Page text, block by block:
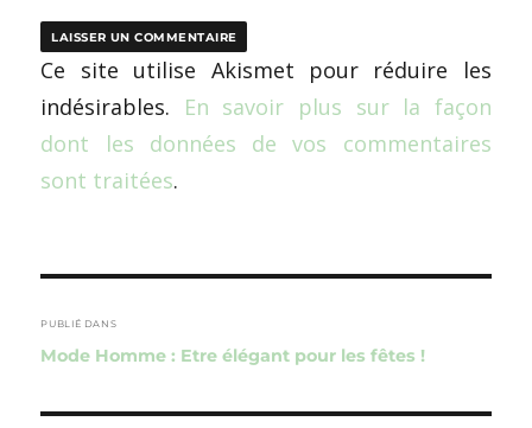
Ce site utilise Akismet pour réduire les
indésirables. En savoir plus sur la façon
dont les données de vos commentaires
sont traitées.
de
l’article
PUBLIÉ DANS
Mode Homme : Etre élégant pour les fêtes !